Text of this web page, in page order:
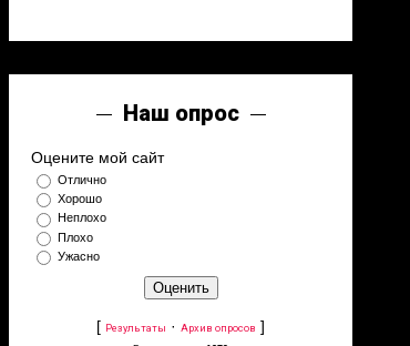
Наш опрос
Оцените мой сайт
Отлично
Хорошо
Неплохо
Плохо
Ужасно
[ Результаты · Архив опросов ]